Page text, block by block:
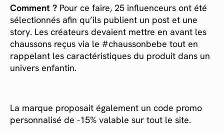
Comment ? Pour ce faire, 25 influenceurs ont été
sélectionnés afin qu’ils publient un post et une
story. Les créateurs devaient mettre en avant les
chaussons reçus via le #chaussonbebe tout en
rappelant les caractéristiques du produit dans un
univers enfantin.
La marque proposait également un code promo
personnalisé de -15% valable sur tout le site.